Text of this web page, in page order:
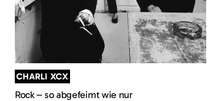
CHARLI XCX
Rock – so abgefeimt wie nur